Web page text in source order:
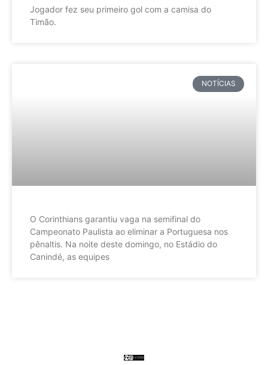
Jogador fez seu primeiro gol com a camisa do
Timão.
NOTÍCIAS
O Corinthians garantiu vaga na semifinal do
Campeonato Paulista ao eliminar a Portuguesa nos
pênaltis. Na noite deste domingo, no Estádio do
Canindé, as equipes